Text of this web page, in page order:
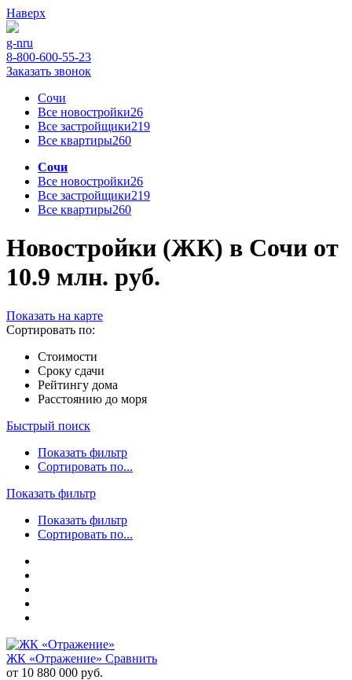
Наверх
g-nru
8-800-600-55-23
Заказать звонок
Сочи
Все новостройки26
Все застройщики219
Все квартиры260
Сочи
Все новостройки26
Все застройщики219
Все квартиры260
Новостройки (ЖК) в Сочи от
10.9 млн. руб.
Показать на карте
Сортировать по:
Стоимости
Сроку сдачи
Рейтингу дома
Расстоянию до моря
Быстрый поиск
Показать фильтр
Сортировать по...
Показать фильтр
Показать фильтр
Сортировать по...
ЖК «Отражение» Сравнить
от 10 880 000 руб.